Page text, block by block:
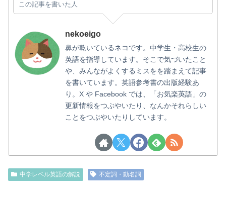
この記事を書いた人
nekoeigo
鼻が乾いているネコです。中学生・高校生の
英語を指導しています。そこで気づいたこと
や、みんながよくするミスをを踏まえて記事
を書いています。英語参考書の出版経験あ
り。X や Facebook では、「お気楽英語」の
更新情報をつぶやいたり、なんかそれらしい
ことをつぶやいたりしています。
中学レベル英語の解説 不定詞・動名詞